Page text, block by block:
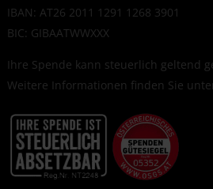
IBAN: AT26 2011 1291 1268 3901
BIC: GIBAATWWXXX
Ihre Spende kann steuerlich geltend
Weitere Informationen finden Sie